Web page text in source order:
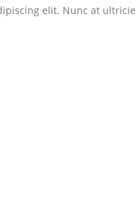
elit. Nunc at